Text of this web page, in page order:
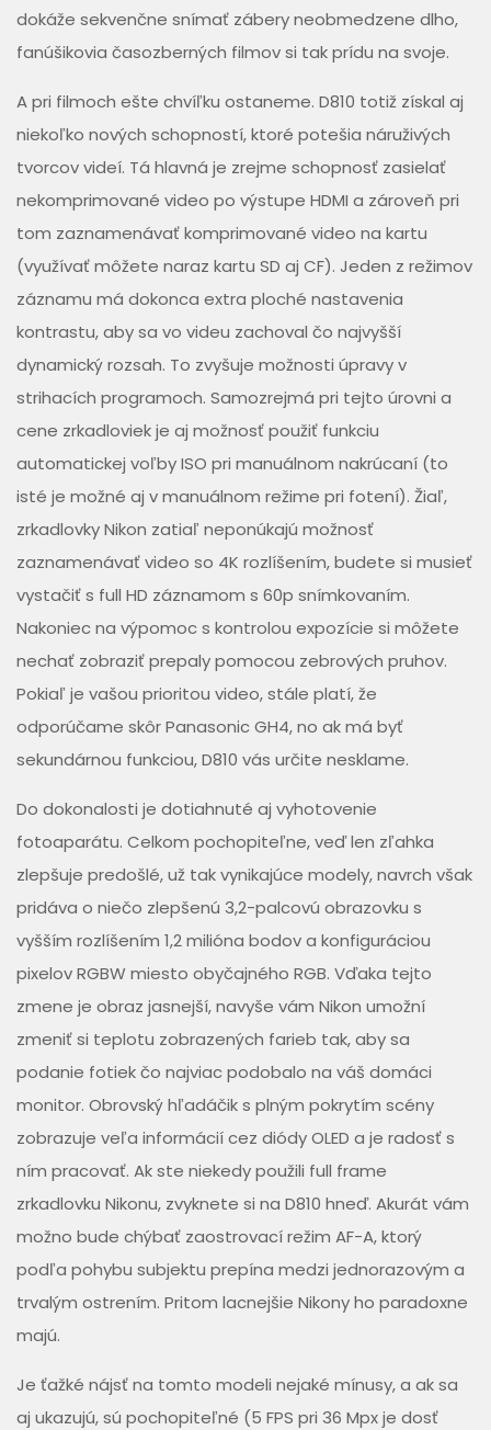
dokáže sekvenčne snímať zábery neobmedzene dlho,
fanúšikovia časozberných filmov si tak prídu na svoje.
A pri filmoch ešte chvíľku ostaneme. D810 totiž získal aj
niekoľko nových schopností, ktoré potešia náruživých
tvorcov videí. Tá hlavná je zrejme schopnosť zasielať
nekomprimované video po výstupe HDMI a zároveň pri
tom zaznamenávať komprimované video na kartu
(využívať môžete naraz kartu SD aj CF). Jeden z režimov
záznamu má dokonca extra ploché nastavenia
kontrastu, aby sa vo videu zachoval čo najvyšší
dynamický rozsah. To zvyšuje možnosti úpravy v
strihacích programoch. Samozrejmá pri tejto úrovni a
cene zrkadloviek je aj možnosť použiť funkciu
automatickej voľby ISO pri manuálnom nakrúcaní (to
isté je možné aj v manuálnom režime pri fotení). Žiaľ,
zrkadlovky Nikon zatiaľ neponúkajú možnosť
zaznamenávať video so 4K rozlíšením, budete si musieť
vystačiť s full HD záznamom s 60p snímkovaním.
Nakoniec na výpomoc s kontrolou expozície si môžete
nechať zobraziť prepaly pomocou zebrových pruhov.
Pokiaľ je vašou prioritou video, stále platí, že
odporúčame skôr Panasonic GH4, no ak má byť
sekundárnou funkciou, D810 vás určite nesklame.
Do dokonalosti je dotiahnuté aj vyhotovenie
fotoaparátu. Celkom pochopiteľne, veď len zľahka
zlepšuje predošlé, už tak vynikajúce modely, navrch však
pridáva o niečo zlepšenú 3,2-palcovú obrazovku s
vyšším rozlíšením 1,2 milióna bodov a konfiguráciou
pixelov RGBW miesto obyčajného RGB. Vďaka tejto
zmene je obraz jasnejší, navyše vám Nikon umožní
zmeniť si teplotu zobrazených farieb tak, aby sa
podanie fotiek čo najviac podobalo na váš domáci
monitor. Obrovský hľadáčik s plným pokrytím scény
zobrazuje veľa informácií cez diódy OLED a je radosť s
ním pracovať. Ak ste niekedy použili full frame
zrkadlovku Nikonu, zvyknete si na D810 hneď. Akurát vám
možno bude chýbať zaostrovací režim AF-A, ktorý
podľa pohybu subjektu prepína medzi jednorazovým a
trvalým ostrením. Pritom lacnejšie Nikony ho paradoxne
majú.
Je ťažké nájsť na tomto modeli nejaké mínusy, a ak sa
aj ukazujú, sú pochopiteľné (5 FPS pri 36 Mpx je dosť